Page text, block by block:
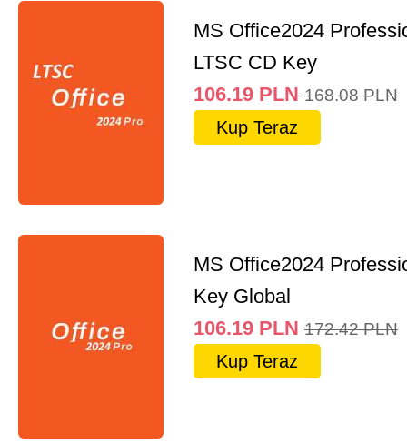
MS Office2024
LTSC CD Key
106.19 PLN 168.08 PLN
Kup Teraz
MS Office2024
Key Global
106.19 PLN 172.42 PLN
Kup Teraz